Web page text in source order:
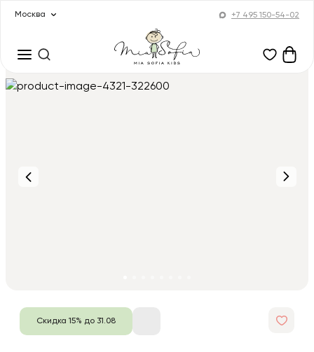
Москва +7 495 150-54-02
Скидка 15% до 31.08